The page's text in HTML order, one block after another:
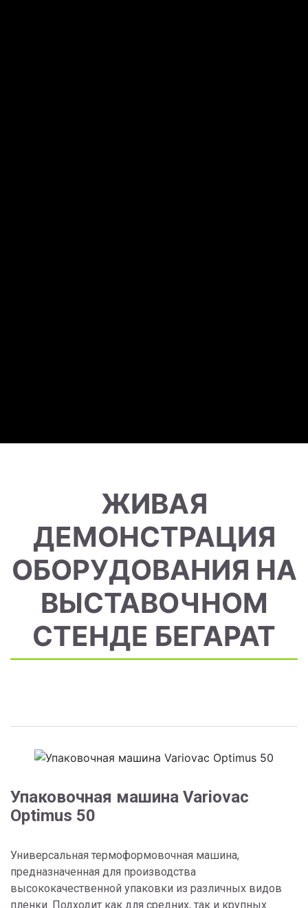
Упаковочные
решенияот
БЕГАРАТна
выставке
ROSUPACK'25
Павильон 2Зал
8
17–20 ИЮНЯ,
ЖИВАЯ
ДЕМОНСТРАЦИЯ
ОБОРУДОВАНИЯ НА
ВЫСТАВОЧНОМ
СТЕНДЕ БЕГАРАТ
Упаковочная машина Variovac
Optimus 50
Универсальная термоформовочная машина,
предназначенная для производства
высококачественной упаковки из различных видов
пленки. Подходит как для средних, так и крупных